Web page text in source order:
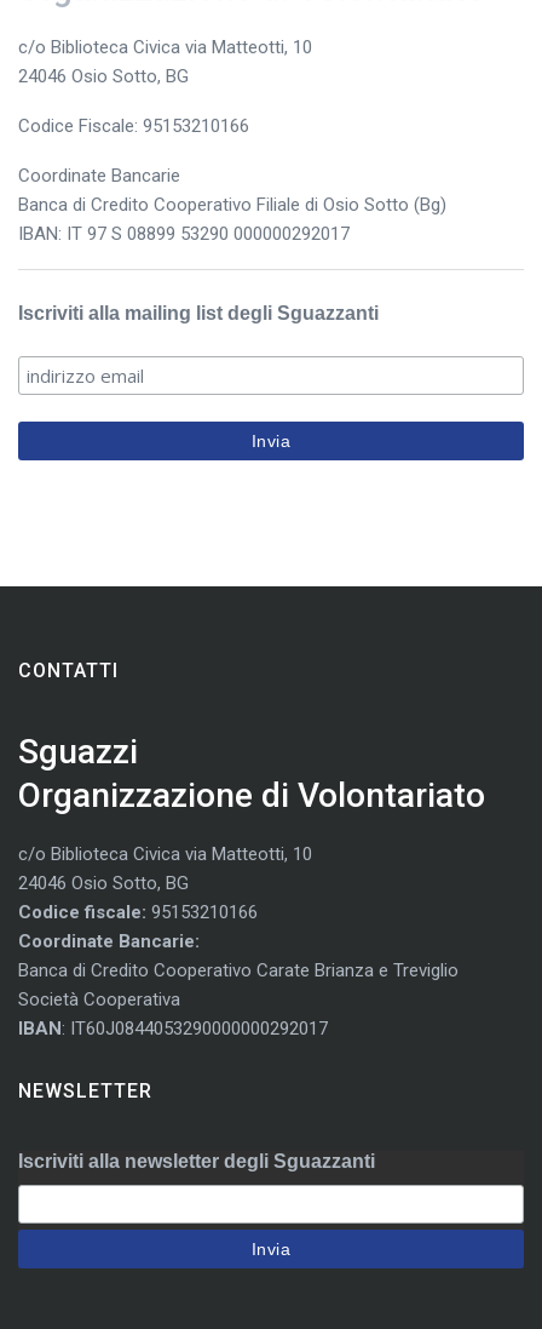
c/o Biblioteca Civica via Matteotti, 10
24046 Osio Sotto, BG
Codice Fiscale: 95153210166
Coordinate Bancarie
Banca di Credito Cooperativo Filiale di Osio Sotto (Bg)
IBAN: IT 97 S 08899 53290 000000292017
Iscriviti alla mailing list degli Sguazzanti
CONTATTI
Sguazzi
Organizzazione di Volontariato
c/o Biblioteca Civica via Matteotti, 10
24046 Osio Sotto, BG
Codice fiscale: 95153210166
Coordinate Bancarie:
Banca di Credito Cooperativo Carate Brianza e Treviglio
Società Cooperativa
IBAN: IT60J0844053290000000292017
NEWSLETTER
Iscriviti alla newsletter degli Sguazzanti